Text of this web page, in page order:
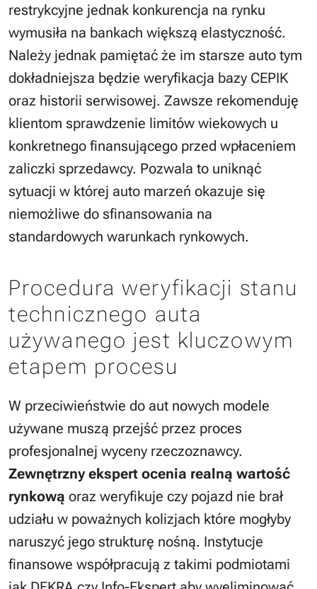
restrykcyjne jednak konkurencja na rynku
wymusiła na bankach większą elastyczność.
Należy jednak pamiętać że im starsze auto tym
dokładniejsza będzie weryfikacja bazy CEPIK
oraz historii serwisowej. Zawsze rekomenduję
klientom sprawdzenie limitów wiekowych u
konkretnego finansującego przed wpłaceniem
zaliczki sprzedawcy. Pozwala to uniknąć
sytuacji w której auto marzeń okazuje się
niemożliwe do sfinansowania na
standardowych warunkach rynkowych.
Procedura weryfikacji stanu
technicznego auta
używanego jest kluczowym
etapem procesu
W przeciwieństwie do aut nowych modele
używane muszą przejść przez proces
profesjonalnej wyceny rzeczoznawcy.
Zewnętrzny ekspert ocenia realną wartość
rynkową oraz weryfikuje czy pojazd nie brał
udziału w poważnych kolizjach które mogłyby
naruszyć jego strukturę nośną. Instytucje
finansowe współpracują z takimi podmiotami